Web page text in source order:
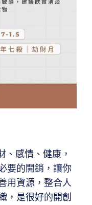
感情、健康，
要的開銷，讓你
用資源，整合人
，是很好的開創